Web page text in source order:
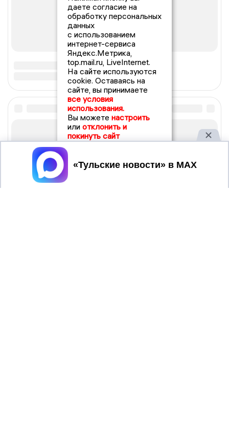
даете согласие на
обработку персональных
данных
с использованием
интернет-сервиса
Яндекс.Метрика,
top.mail.ru, LiveInternet.
На сайте используются
cookie. Оставаясь на
сайте, вы принимаете
все условия
использования.
Вы можете настроить
или отклонить и
покинуть сайт
Принять